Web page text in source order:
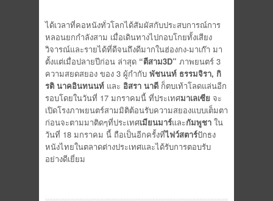
ได้เวลาที่คอหนังทั่วโลกได้สัมผัสกับประสบการณ์การ
หลอนยกกำลังสาม เมื่อเดินทางไปกอบโกยทั้งเสียง
วิจารณ์และรายได้ที่ดีจนถึงดีมากในฮ่องกง-มาเก๊า มา
ตั้งแต่เมื่อปลายปีก่อน ล่าสุด “ตีสาม3D” ภาพยนตร์ 3
ความสยดสยอง ของ 3 ผู้กำกับ พัชนนท์ ธรรมจิรา, กิ
รติ นาคอินทนนท์ และ อิสรา นาดี ก็ตบเท้าโลดแล่นอีก
รอบโดยในวันที่ 17 มกราคมนี้ ที่ประเทศมาเลเซีย จะ
เปิดโรงภาพยนตร์สามมิติต้อนรับความสยองแบบเต็มตา
ก่อนจะตามมาติดๆที่ประเทศเมียนมาร์และกัมพูชา ใน
วันที่ 18 มกราคม นี้ ถือเป็นอีกครั้งที่ไฟว์สตาร์ปักธง
หนังไทยในตลาดต่างประเทศและได้รับการตอบรับ
อย่างดีเยี่ยม